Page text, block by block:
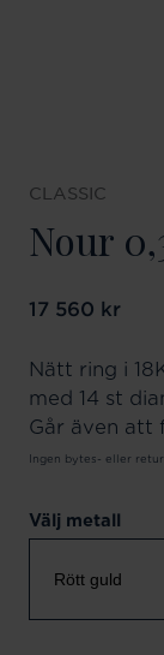
CLASSIC
Nour
Pris:17 560 kr
17 560 kr
Nätt ring i
med 14 st
Går även att
Ingen bytes- eller
Välj metall